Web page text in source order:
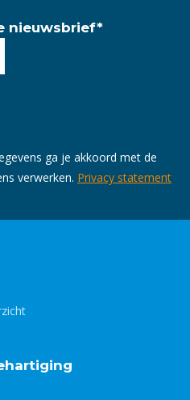
nieuwsbrief*
ga je akkoord met de
verwerken. Privacy statement